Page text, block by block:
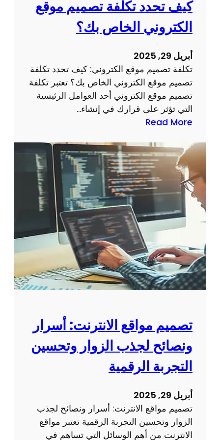
م
ق
ر
ج
م
و
ا
ق
ع
ذ
ا
ت
خ
ب
ر
كيف تحدد تكلفة تصميم موقع
الكتروني الخاص بك؟
أبريل 29, 2025
تكلفة تصميم موقع الكتروني: كيف تحدد تكلفة
تصميم موقع الكتروني الخاص بك؟ تعتبر تكلفة
تصميم موقع الكتروني أحد العوامل الرئيسية
التي تؤثر على قرارك في إنشاء…
Read More
ك
ل
ف
ة
ص
ي
م
م
و
ل
ك
ت
ر
ن
ي
:
تصميم مواقع الانترنت: أسرار
ونصائح لجذب الزوار وتحسين
التجربة الرقمية
أبريل 29, 2025
تصميم مواقع الانترنت: أسرار ونصائح لجذب
الزوار وتحسين التجربة الرقمية تعتبر مواقع
الانترنت من أهم الوسائل التي تساهم في